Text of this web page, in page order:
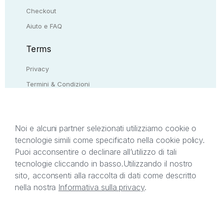
Checkout
Aiuto e FAQ
Terms
Privacy
Termini & Condizioni
Il presente sito web è di proprietà di StreetLib S.r.l.
C.F. e P.IVA 05338720963. StreetLib S.r.l. è
titolare di tutti i diritti di proprietà intellettuale
afferenti ai marchi, loghi e segni distintivi presenti
sul sito web. Si invita l’utente a prendere visione
Noi e alcuni partner selezionati utilizziamo cookie o
tecnologie simili come specificato nella cookie policy.
Puoi acconsentire o declinare all’utilizzo di tali
tecnologie cliccando in basso.Utilizzando il nostro
sito, acconsenti alla raccolta di dati come descritto
nella nostra Informativa sulla privacy.